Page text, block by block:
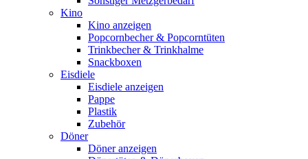
Kino
Kino anzeigen
Popcornbecher & Popcorntüten
Trinkbecher & Trinkhalme
Snackboxen
Eisdiele
Eisdiele anzeigen
Pappe
Plastik
Zubehör
Döner
Döner anzeigen